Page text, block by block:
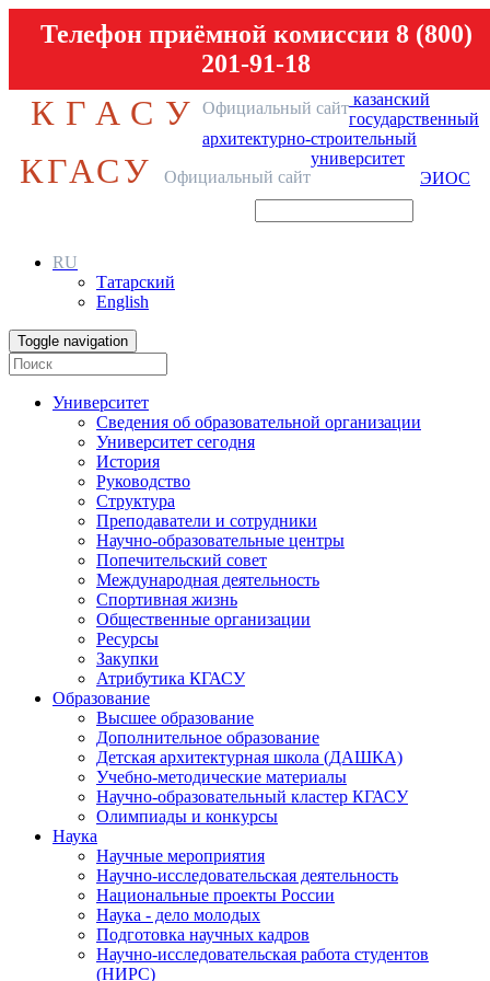
Телефон приёмной комиссии 8 (800)
201-91-18
КГАСУ Официальный сайт казанский
государственный
архитектурно-строительный
университет
КГАСУ Официальный сайт ЭИОС
RU
Татарский
English
Toggle navigation
Университет
Сведения об образовательной организации
Университет сегодня
История
Руководство
Структура
Преподаватели и сотрудники
Научно-образовательные центры
Попечительский совет
Международная деятельность
Спортивная жизнь
Общественные организации
Ресурсы
Закупки
Атрибутика КГАСУ
Образование
Высшее образование
Дополнительное образование
Детская архитектурная школа (ДАШКА)
Учебно-методические материалы
Научно-образовательный кластер КГАСУ
Олимпиады и конкурсы
Наука
Научные мероприятия
Научно-исследовательская деятельность
Национальные проекты России
Наука - дело молодых
Подготовка научных кадров
Научно-исследовательская работа студентов
(НИРС)